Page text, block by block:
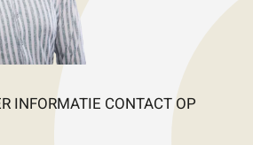
INFORMATIE CONTACT OP